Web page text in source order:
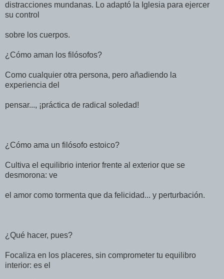
distracciones mundanas. Lo adaptó la Iglesia para ejercer
su control
sobre los cuerpos.
¿Cómo aman los filósofos?
Como cualquier otra persona, pero añadiendo la
experiencia del
pensar..., ¡práctica de radical soledad!
¿Cómo ama un filósofo estoico?
Cultiva el equilibrio interior frente al exterior que se
desmorona: ve
el amor como tormenta que da felicidad... y perturbación.
¿Qué hacer, pues?
Focaliza en los placeres, sin comprometer tu equilibro
interior: es el